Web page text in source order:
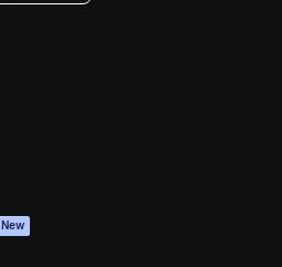
New